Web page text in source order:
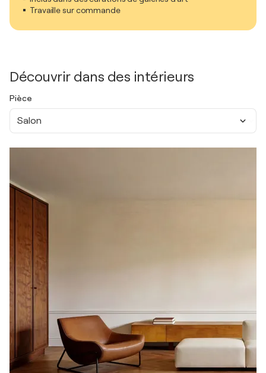
Travaille sur commande
Découvrir dans des intérieurs
Pièce
Salon